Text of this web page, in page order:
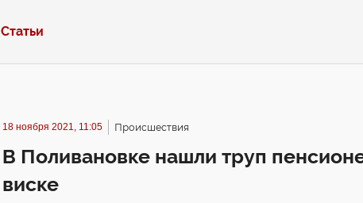
Статьи
18 ноября 2021, 11:05 Происшествия
В Поливановке нашли труп
виске